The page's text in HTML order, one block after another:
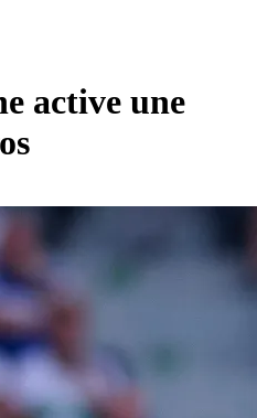
active une